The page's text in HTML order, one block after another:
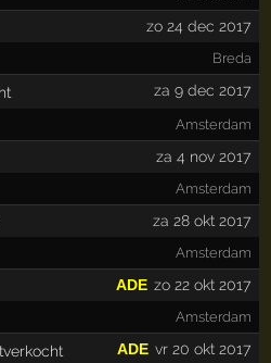
zo 24 dec 2017
Breda
za 9 dec 2017
Amsterdam
za 4 nov 2017
Amsterdam
za 28 okt 2017
Amsterdam
zo 22 okt 2017
ADE
Amsterdam
vr 20 okt 2017
ADE